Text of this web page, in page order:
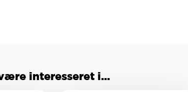
interesseret i...